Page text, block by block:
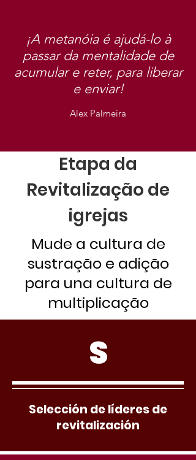
¡A metanóia é ajudá-lo à
passar da mentalidade de
acumular e reter, para liberar
e enviar!
Alex Palmeira
Etapa da
Revitalização de
igrejas
Mude a cultura de
sustração e adição
para una cultura de
multiplicação
S
Selección de líderes de
revitalización